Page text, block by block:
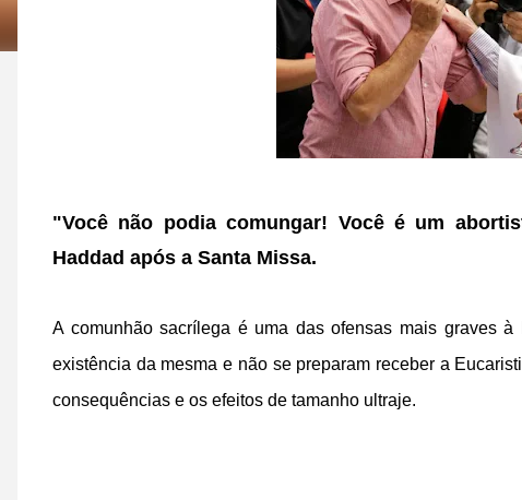
"Você não podia comungar! Você é um
Haddad após a Santa Missa.
A comunhão sacrílega é uma das ofensas mais graves
existência da mesma e não se preparam receber a
consequências e os efeitos de tamanho ultraje.